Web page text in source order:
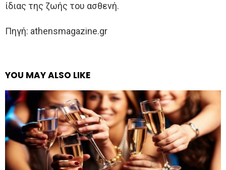
ίδιας της ζωής του ασθενή.
Πηγή: athensmagazine.gr
YOU MAY ALSO LIKE